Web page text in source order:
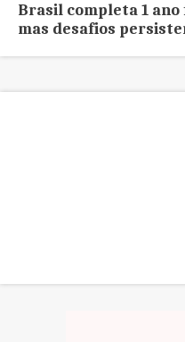
Brasil completa 1 ano
mas desafios